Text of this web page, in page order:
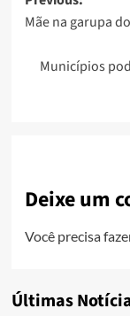
Mãe na garupa
Municípios
Deixe um
Você precisa
Últimas